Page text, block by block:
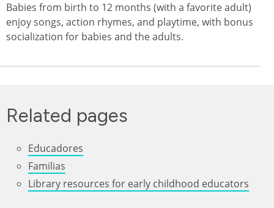
Babies from birth to 12 months (with a favorite adult)
enjoy songs, action rhymes, and playtime, with bonus
socialization for babies and the adults.
Related pages
Educadores
Familias
Library resources for early childhood educators